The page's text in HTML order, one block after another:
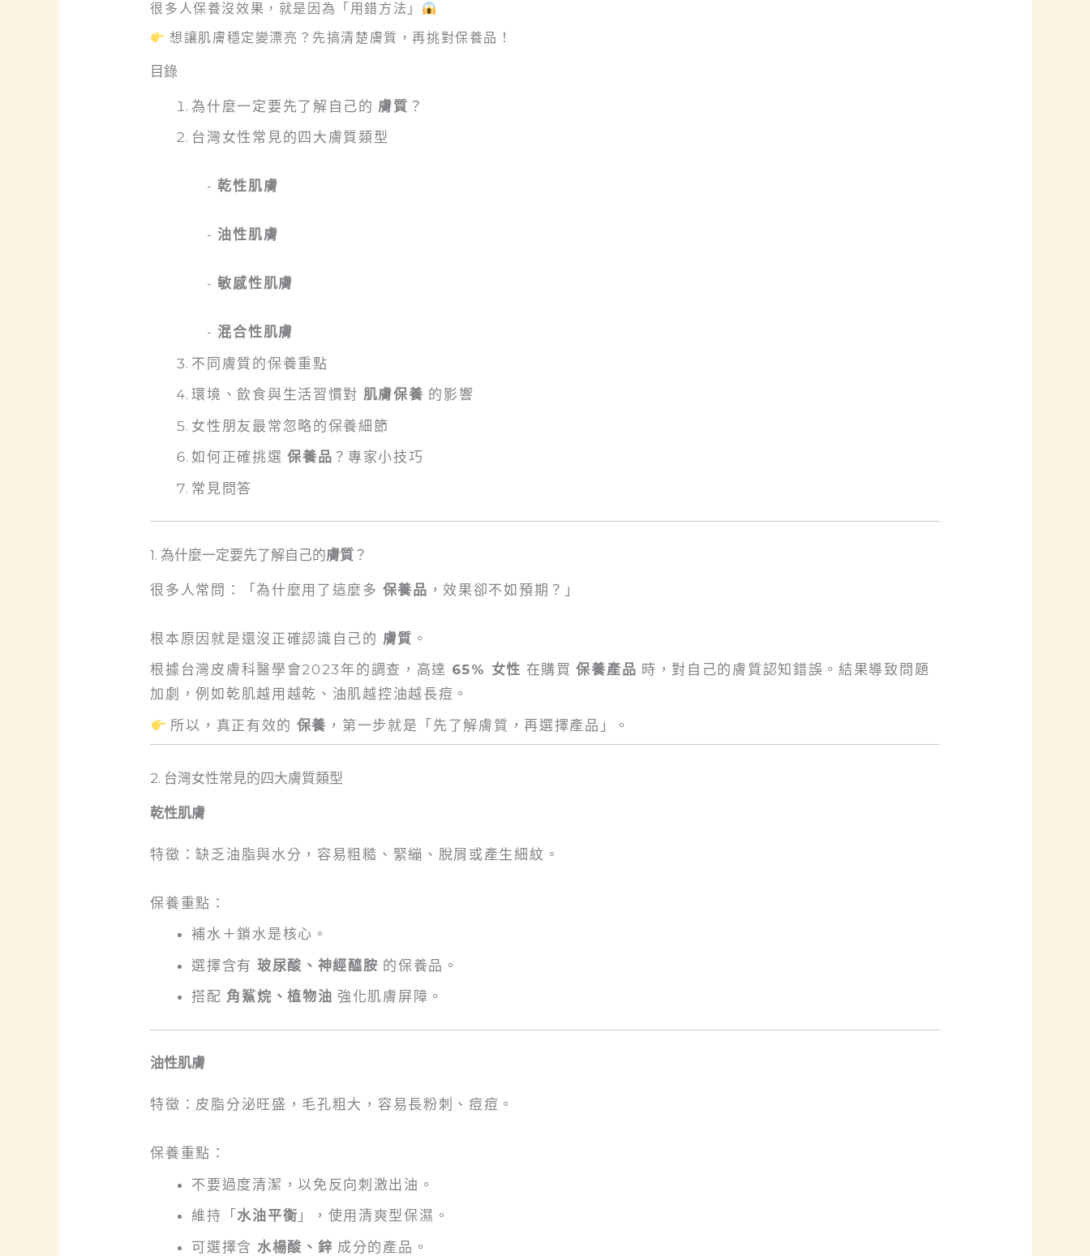
很多人保養沒效果，就是因為「用錯方法」
想讓肌膚穩定變漂亮？先搞清楚膚質，再挑對保養品！
目錄
為什麼一定要先了解自己的 膚質 ？
台灣女性常見的四大膚質類型
-乾性肌膚
- 油性肌膚
-敏感性肌膚
-混合性肌膚
不同膚質的保養重點
環境、飲食與生活習慣對 肌膚保養 的影響
女性朋友最常忽略的保養細節
如何正確挑選保養品 ？專家小技巧
常見問答
1. 為什麼一定要先了解自己的膚質 ？
很多人常問：「為什麼用了這麼多 保養品 ，效果卻不如預期？」
根本原因就是還沒正確認識自己的 膚質 。
根據台灣皮膚科醫學會2023年的調查，高達 65% 女性 在購買保養產品 時，對自己的膚質認知錯誤。結果導致問題
加劇，例如乾肌越用越乾、油肌越控油越長痘。
所以，真正有效的 保養 ，第一步就是「先了解膚質，再選擇產品」。
2. 台灣女性常見的四大膚質類型
乾性肌膚
特徵：缺乏油脂與水分，容易粗糙、緊繃、脫屑或產生細紋。
保養重點：
補水＋鎖水是核心。
選擇含有 玻尿酸、神經醯胺 的保養品。
搭配 角鯊烷、植物油 強化肌膚屏障。
油性肌膚
特徵：皮脂分泌旺盛，毛孔粗大，容易長粉刺、痘痘。
保養重點：
不要過度清潔，以免反向刺激出油。
維持「水油平衡 」，使用清爽型保濕。
可選擇含 水楊酸、鋅 成分的產品。